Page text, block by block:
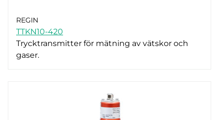
REGIN
TTKN10-420
Trycktransmitter för mätning av vätskor och
gaser.